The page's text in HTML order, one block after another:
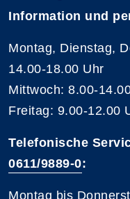
Information und
Montag, Dienstag,
14.00-18.00 Uhr
Mittwoch: 8.00-
Freitag: 9.00-12.00
Telefonische
0611/9889-0:
Montag bis